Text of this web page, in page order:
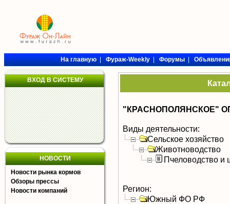
На главную|Фураж-Weekly|Форумы|
ВХОД В СИСТЕМУ
НОВОСТИ
Новости рынка кормов
Обзоры прессы
Новости компаний
"КРАСНОПОЛЯНСКОЕ"
Виды деятельности:
Сельское хозяйство
Животноводство
Пчеловодство и
Регион:
Южный ФО РФ